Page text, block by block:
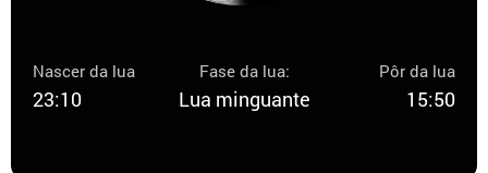
Nascer da lua
23:10
Fase da lua:
Lua minguante
Pôr da lua
15:50